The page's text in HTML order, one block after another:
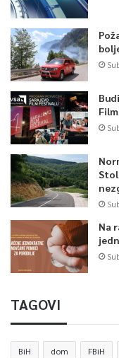
Na
TAGOVI
BiH dom FBiH